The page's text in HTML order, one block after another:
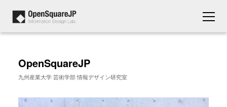
OpenSquareJP
九州産業大学 芸術学部 情報デザイン研究室